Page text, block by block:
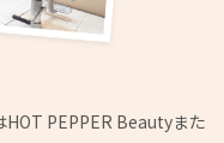
PEPPER Beautyまた